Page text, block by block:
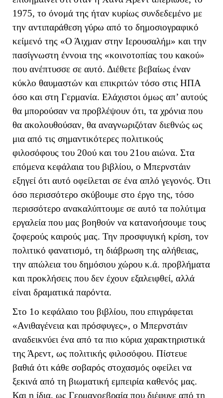
1975, το όνομά της ήταν κυρίως συνδεδεμένο με
την αντιπαράθεση γύρω από το δημοσιογραφικό
κείμενό της «Ο Άιχμαν στην Ιερουσαλήμ» και την
πασίγνωστη έννοια της «κοινοτοπίας του κακού»
που ανέπτυσσε σε αυτό. Διέθετε βεβαίως έναν
κύκλο θαυμαστών και επικριτών τόσο στις ΗΠΑ
όσο και στη Γερμανία. Ελάχιστοι όμως απ’ αυτούς
θα μπορούσαν να προβλέψουν ότι, τα χρόνια που
θα ακολουθούσαν, θα αναγνωριζόταν διεθνώς ως
μια από τις σημαντικότερες πολιτικούς
φιλοσόφους του 20ού και του 21ου αιώνα. Στα
επόμενα κεφάλαια του βιβλίου, ο Μπερνστάιν
εξηγεί ότι αυτό οφείλεται σε ένα απλό γεγονός. Ότι
όσο περισσότερο σκύβουμε στο έργο της, τόσο
περισσότερο ανακαλύπτουμε σε αυτό τα πολύτιμα
εργαλεία που μας βοηθούν να κατανοήσουμε τους
ζοφερούς καιρούς μας. Την προσφυγική κρίση, τον
πολιτικό φανατισμό, τη διάβρωση της αλήθειας,
την απώλεια του δημόσιου χώρου κ.ά. προβλήματα
και προκλήσεις που δεν έχουν εξαλειφθεί, αλλά
είναι δραματικά παρόντα.
Στο 1ο κεφάλαιο του βιβλίου, που επιγράφεται
«Ανιθαγένεια και πρόσφυγες», ο Μπερνστάιν
αναδεικνύει ένα από τα πιο κύρια χαρακτηριστικά
της Άρεντ, ως πολιτικής φιλοσόφου. Πίστευε
βαθιά ότι κάθε σοβαρός στοχασμός οφείλει να
ξεκινά από τη βιωματική εμπειρία καθενός μας.
Και η ίδια, ως Γερμανοεβραία που διέφυγε από τη